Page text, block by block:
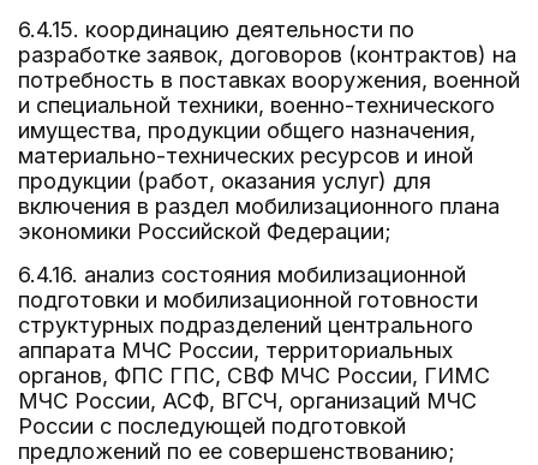
6.4.15. координацию деятельности по
разработке заявок, договоров (контрактов) на
потребность в поставках вооружения, военной
и специальной техники, военно-технического
имущества, продукции общего назначения,
материально-технических ресурсов и иной
продукции (работ, оказания услуг) для
включения в раздел мобилизационного плана
экономики Российской Федерации;
6.4.16. анализ состояния мобилизационной
подготовки и мобилизационной готовности
структурных подразделений центрального
аппарата МЧС России, территориальных
органов, ФПС ГПС, СВФ МЧС России, ГИМС
МЧС России, АСФ, ВГСЧ, организаций МЧС
России с последующей подготовкой
предложений по ее совершенствованию;